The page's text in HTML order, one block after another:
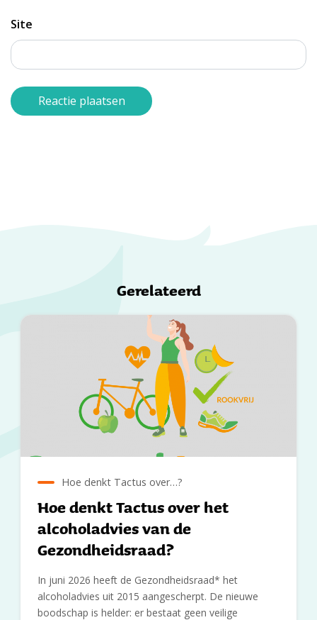
Site
Gerelateerd
Hoe denkt Tactus over…?
Hoe denkt Tactus over het
alcoholadvies van de
Gezondheidsraad?
In juni 2026 heeft de Gezondheidsraad* het
alcoholadvies uit 2015 aangescherpt. De nieuwe
boodschap is helder: er bestaat geen veilige